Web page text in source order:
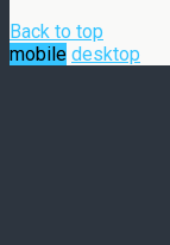
Back to top
mobile desktop